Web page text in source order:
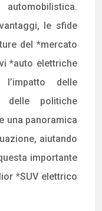
le sfide
del *mercato
*auto elettriche
l’impatto delle
politiche
una panoramica
aiutando
importante
*SUV elettrico